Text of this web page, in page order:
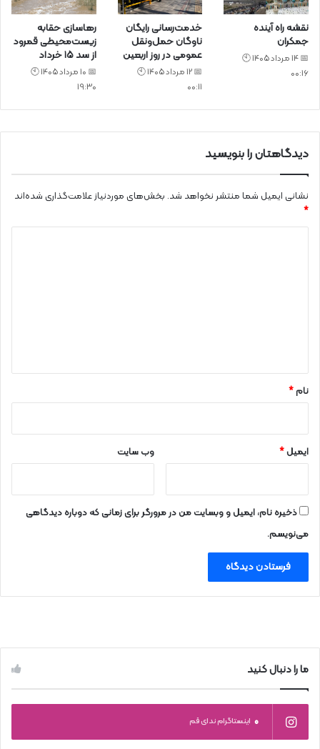
نقشه راه آینده
جمکران
📅 14 مرداد 1405 🕙
00:16
خدمت‌رسانی رایگان
ناوگان حمل‌ونقل
عمومی در روز اربعین
📅 12 مرداد 1405 🕙
00:11
رهاسازی حقابه
زیست‌محیطی قمرود
از سد ۱۵ خرداد
📅 10 مرداد 1405 🕙
19:30
دیدگاهتان را بنویسید
نشانی ایمیل شما منتشر نخواهد شد. بخش‌های موردنیاز علامت‌گذاری شده‌اند
*
نام*
ایمیل* وب‌ سایت
ذخیره نام، ایمیل و وبسایت من در مرورگر برای زمانی که دوباره دیدگاهی
می‌نویسم.
ما را دنبال کنید
0 اینستاگرام ندای قم